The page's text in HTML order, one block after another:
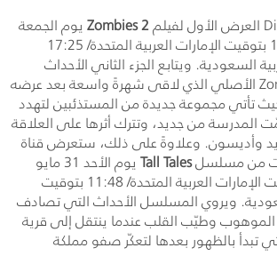
العرض الأول لفيلمZombies 2يوم الجمعة
8 مايو الساعة 18:25 بتوقيت الإمارات العربية المتحدة/ 17:25
السعودية. ويتابع الجزء الثاني الأحداث
الأصلي الذي لاقى شهرةً واسعة بعد عرضه
تأتي مجموعة جديدة من المستذئبين لتهدد
المدرسة من جديد، وتترك أثرها على العلاقة
وأديسون. وعلاوةً على ذلك، ستعرض قناة
من مسلسلTall Tales يوم الأحد 31 مايو
الساعة 12:38 بتوقيت الإمارات العربية المتحدة/ 11:48 بتوقيت
ويروي المسلسل الأحداث التي تصادف
الموهوب وطيّب القلب عندما ينتقل إلى قرية
تبدأ بالظهور بعدها لتعكّر صفو مملكة